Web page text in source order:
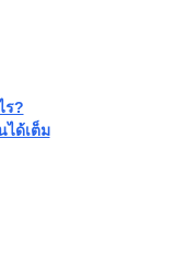
ร?
ได้เต็ม